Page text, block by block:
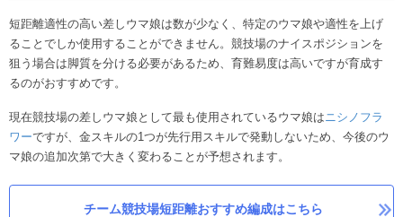
短距離適性の高い差しウマ娘は数が少なく、特定のウマ娘や適性を上げ
ることでしか使用することができません。競技場のナイスポジションを
狙う場合は脚質を分ける必要があるため、育難易度は高いですが育成す
るのがおすすめです。
現在競技場の差しウマ娘として最も使用されているウマ娘は ニシノフラ
ワーですが、金スキルの1つが先行用スキルで発動しないため、今後のウ
マ娘の追加次第で大きく変わることが予想されます。
チーム競技場短距離おすすめ編成はこちら